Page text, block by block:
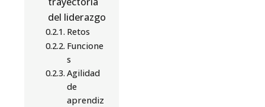
del liderazgo
Retos
Funcione
s
Agilidad
de
aprendiz